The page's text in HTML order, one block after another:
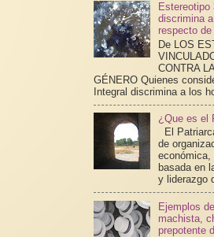
Estereotipo
discrimina
respecto
De LOS
CONTRA
GÉNERO Quienes
Integral discrimina a los
¿Que es el
El
de
económica,
basada en
y liderazgo
Ejemplos
machista,
prepotente